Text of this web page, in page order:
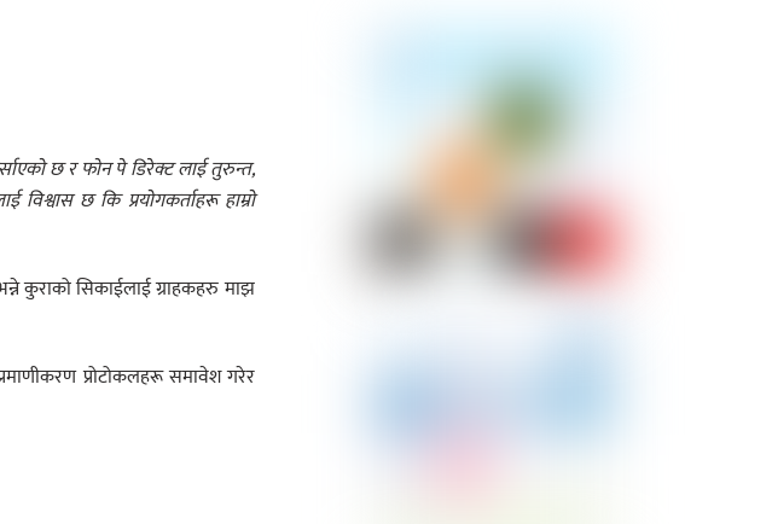
छ र फोन पे डिरेक्ट लाईतुरुन्त,
विश्वास छ कि प्रयोगकर्ताहरू हाम्रो
कुराको सिकाईलाई ग्राहकहरु माझ
प्रोटोकलहरू समावेश गरेर